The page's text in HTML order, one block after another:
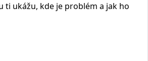
ti ukážu, kde je problém a jak ho